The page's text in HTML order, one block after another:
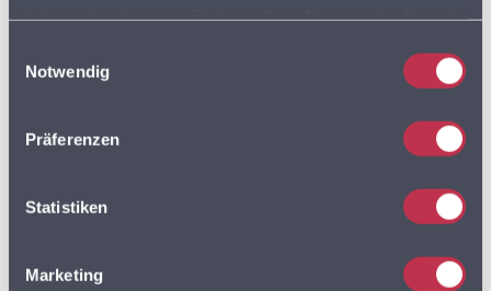
Cookies, wenn Sie unsere Webseite weiterhin nutzen.
Notwendig
Präferenzen
Statistiken
Marketing
LEBENSMITTELHANDEL